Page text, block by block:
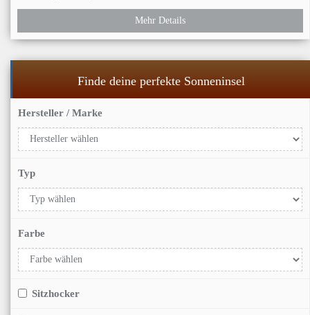
Mehr Details
Finde deine perfekte Sonneninsel
Hersteller / Marke
Typ
Farbe
Sitzhocker